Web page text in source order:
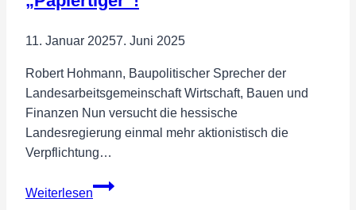
11. Januar 20257. Juni 2025
Robert Hohmann, Baupolitischer Sprecher der
Landesarbeitsgemeinschaft Wirtschaft, Bauen und
Finanzen Nun versucht die hessische
Landesregierung einmal mehr aktionistisch die
Verpflichtung…
Weiterlesen
Leerstandsgesetz